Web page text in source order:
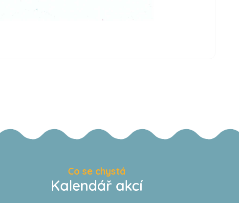
Co se chystá
Kalendář akcí